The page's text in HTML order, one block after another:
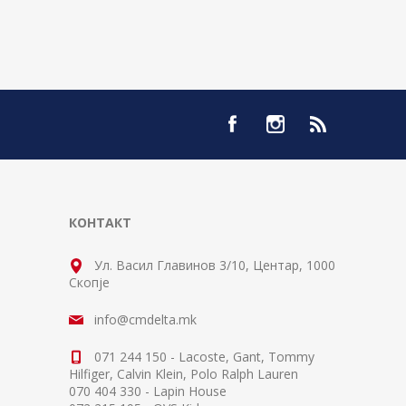
КОНТАКТ
Ул. Васил Главинов 3/10, Центар, 1000
Скопје
info@cmdelta.mk
071 244 150 - Lacoste, Gant, Tommy
Hilfiger, Calvin Klein, Polo Ralph Lauren
070 404 330 - Lapin House